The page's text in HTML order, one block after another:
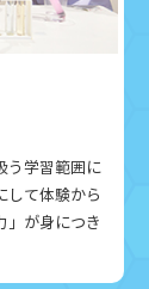
う学習範囲に
して体験から
」が身につき